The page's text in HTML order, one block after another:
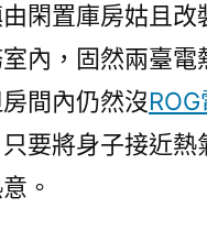
置庫房姑且改
內，固然兩臺電
間內仍然沒
要將身子接近熱
。